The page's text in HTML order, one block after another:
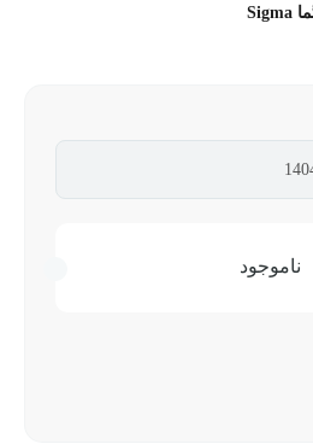
ناموجود